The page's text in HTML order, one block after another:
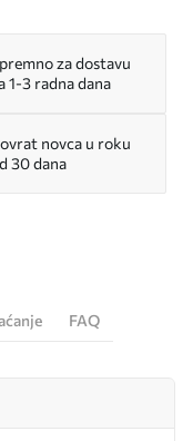
za dostavu
1-3 radna dana
novca u roku
30 dana
FAQ